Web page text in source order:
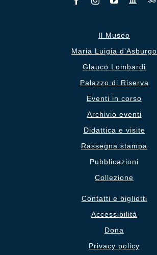
Il Museo
Maria Luigia d’Asburgo
Glauco Lombardi
Palazzo di Riserva
Eventi in corso
Archivio eventi
Didattica e visite
Rassegna stampa
Pubblicazioni
Collezione
Contatti e biglietti
Accessibilità
Dona
Privacy policy